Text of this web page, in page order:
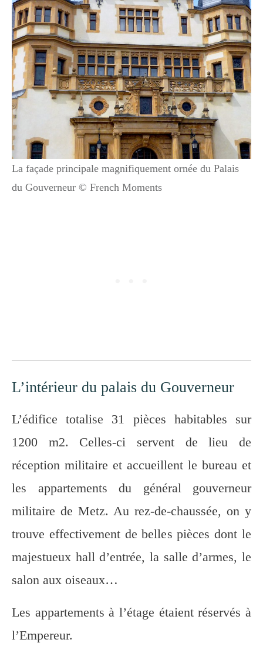
La façade principale magnifiquement ornée du Palais
du Gouverneur © French Moments
L’intérieur du palais du Gouverneur
L’édifice totalise 31 pièces habitables sur
1200 m2. Celles-ci servent de lieu de
réception militaire et accueillent le bureau et
les appartements du général gouverneur
militaire de Metz. Au rez-de-chaussée, on y
trouve effectivement de belles pièces dont le
majestueux hall d’entrée, la salle d’armes, le
salon aux oiseaux…
Les appartements à l’étage étaient réservés à
l’Empereur.